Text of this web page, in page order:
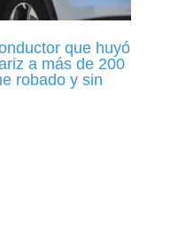
que huyó
a más de 200
robado y sin